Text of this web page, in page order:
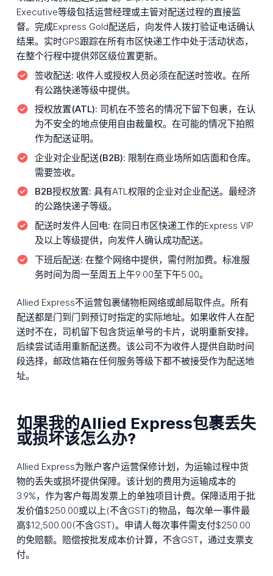
Executive等级包括运营经理或主管对配送过程的直接监
督。完成Express Gold配送后，向发件人拨打验证电话确认
结果。实时GPS跟踪在所有市区快递工作中处于活动状态，
在整个行程中提供郊区级位置更新。
签收配送: 收件人或授权人员必须在配送时签收。在所
有公路快递等级中提供。
授权放置(ATL): 司机在不签名的情况下留下包裹，在认
为不安全的地点使用自由裁量权。在可能的情况下拍照
作为配送证明。
企业对企业配送(B2B): 限制在商业场所如店面和仓库。
需要签收。
B2B授权放置: 具有ATL权限的企业对企业配送。最经济
的公路快递子等级。
配送时发件人回电: 在同日市区快递工作的Express VIP
及以上等级提供，向发件人确认成功配送。
下班后配送: 在整个网络中提供，需付附加费。标准服
务时间为周一至周五上午9:00至下午5:00。
Allied Express不运营包裹储物柜网络或邮局取件点。所有
配送都是门到门到预订时指定的实际地址。如果收件人在配
送时不在，司机留下包含货运单号的卡片，说明重新安排。
后续尝试适用重新配送费。该公司不为收件人提供自助时间
段选择，邮政信箱在任何服务等级下都不被接受作为配送地
址。
如果我的Allied Express包裹丢失
或损坏该怎么办?
Allied Express为账户客户运营保修计划，为运输过程中货
物的丢失或损坏提供保障。该计划的费用为运输成本的
3.9%，作为客户每周发票上的单独项目计费。保障适用于批
发价值$250.00或以上(不含GST)的物品，每次单一事件最
高$12,500.00(不含GST)。申请人每次事件需支付$250.00
的免赔额。赔偿按批发成本价计算，不含GST，通过支票支
付。